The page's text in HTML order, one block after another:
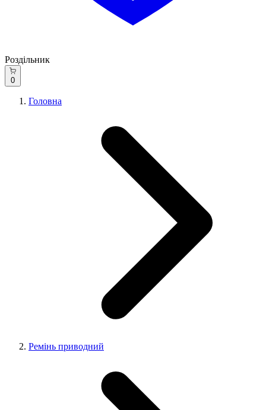
Роздільник
0
Головна
Ремінь приводний